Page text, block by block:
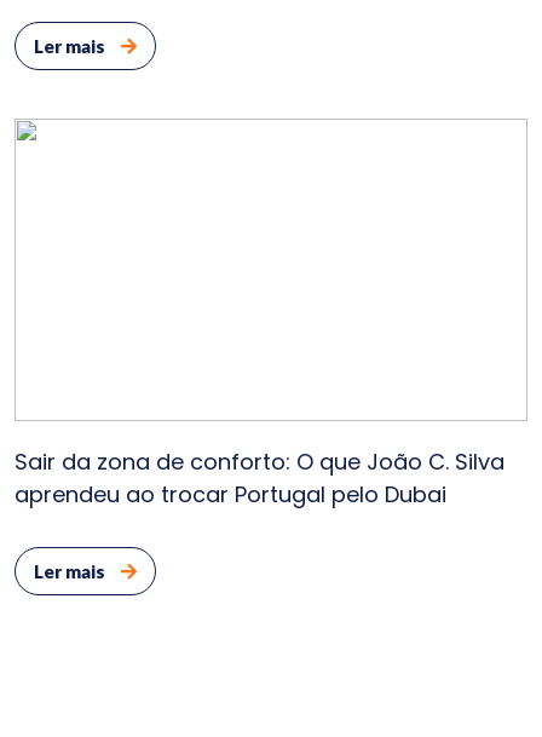
Ler mais
Sair da zona de conforto: O que João C. Silva
aprendeu ao trocar Portugal pelo Dubai
Ler mais